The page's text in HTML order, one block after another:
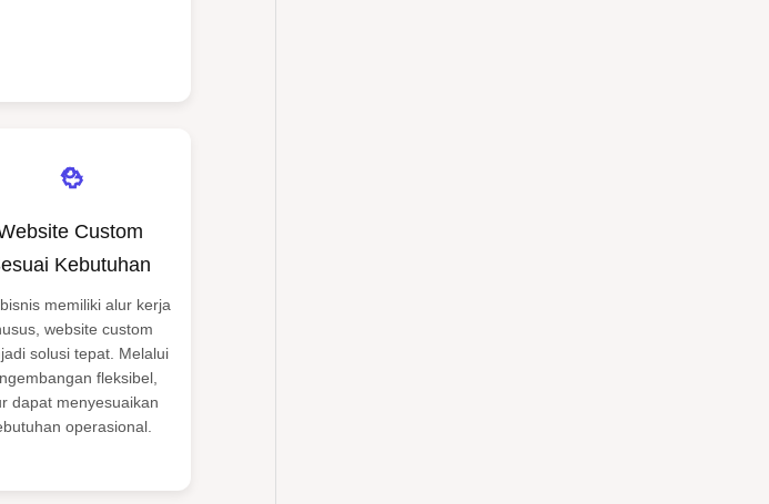
Custom
Kebutuhan
memiliki alur kerja
website custom
solusi tepat. Melalui
fleksibel,
dapat menyesuaikan
operasional.